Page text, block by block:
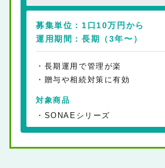
募集単位： 1口10万円から
運用期間： 長期（3年〜）
長期運用で管理が楽
贈与や相続対策に有効
対象商品
SONAEシリーズ